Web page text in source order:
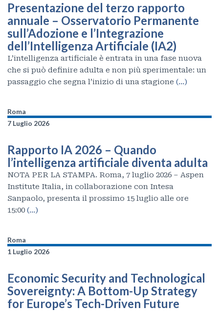
Presentazione del terzo rapporto
annuale – Osservatorio Permanente
sull’Adozione e l’Integrazione
dell’Intelligenza Artificiale (IA2)
L’intelligenza artificiale è entrata in una fase nuova
che si può definire adulta e non più sperimentale: un
passaggio che segna l’inizio di una stagione (…)
Roma
7 Luglio 2026
Rapporto IA 2026 – Quando
l’intelligenza artificiale diventa adulta
NOTA PER LA STAMPA. Roma, 7 luglio 2026 – Aspen
Institute Italia, in collaborazione con Intesa
Sanpaolo, presenta il prossimo 15 luglio alle ore
15:00 (…)
Roma
1 Luglio 2026
Economic Security and Technological
Sovereignty: A Bottom-Up Strategy
for Europe’s Tech-Driven Future